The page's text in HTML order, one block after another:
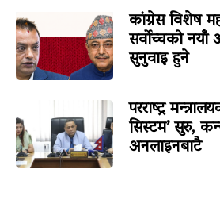
कांग्रेस विशेष
सर्वोच्चको
सुनुवाइ हुने
परराष्ट्र
सिस्टम’ सुरु,
अनलाइनबाटै